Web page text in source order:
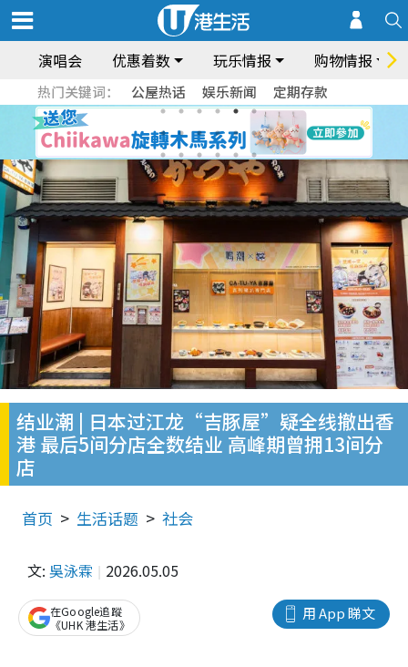
演唱会 优惠着数 玩乐情报 购物情报
热门关键词： 公屋热话 娱乐新闻 定期存款
结业潮 | 日本过江龙“吉豚屋”疑全线撤出香
港 最后5间分店全数结业 高峰期曾拥13间分
店
首页 生活话题 社会
文: 吳泳霖 2026.05.05
用 App 睇文
在Google追蹤
《UHK 港生活》